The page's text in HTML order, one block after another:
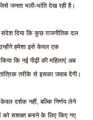
जनता भली-भांति देख रही है।
संदेश दिया कि कुछ राजनीतिक दल
हमेशा इसे केवल एक
कि नई पीढ़ी की महिलाएं अब
तरीके से इसका जवाब देंगी।
दर्शक नहीं, बल्कि निर्णय लेने
को सशक्त बनाने के लिए किए गए